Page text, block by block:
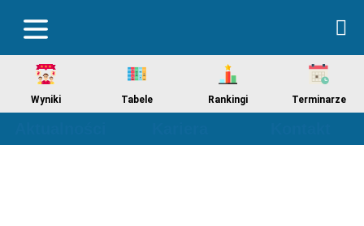
Wyniki Tabele Rankingi Terminarze